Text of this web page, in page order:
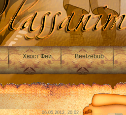
Хвост Феи Beelzebub
06.05.2012, 20:02